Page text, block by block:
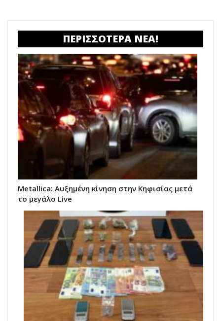
ΠΕΡΙΣΣΟΤΕΡΑ ΝΕΑ!
Metallica: Αυξημένη κίνηση στην Κηφισίας μετά
το μεγάλο Live